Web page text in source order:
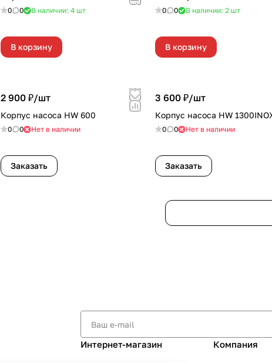
0 0 В наличии: 4 шт
В корзину
0 0 В наличии: 2 шт
В корзину
2 900 ₽/шт
Корпус насоса HW 600
0 0 Нет в наличии
Заказать
3 600 ₽/шт
Корпус насоса HW
0 0 Нет в наличии
Заказать
Интернет-магазин Компания